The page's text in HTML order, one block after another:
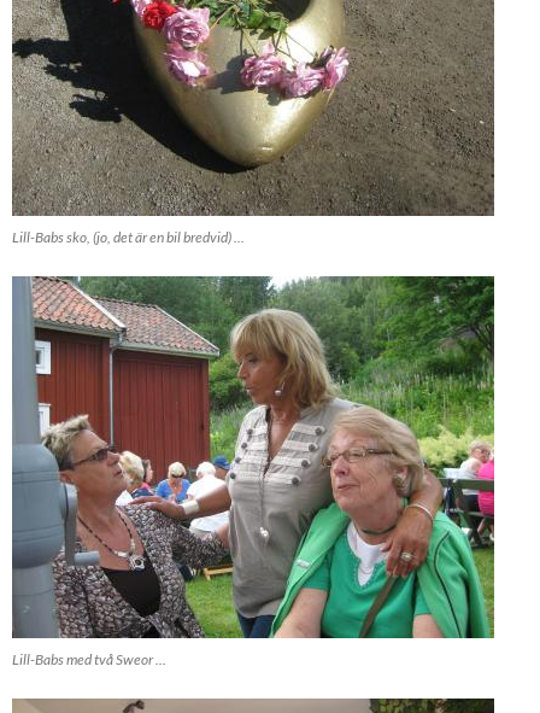
Lill-Babs sko, (jo, det är en bil bredvid) ...
Lill-Babs med två Sweor ...